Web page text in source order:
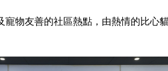
寵物友善的社區熱點，由熱情的比心